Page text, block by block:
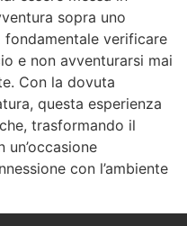
sopra uno
fondamentale verificare
e non avventurarsi mai
Con la dovuta
questa esperienza
trasformando il
un’occasione
con l’ambiente